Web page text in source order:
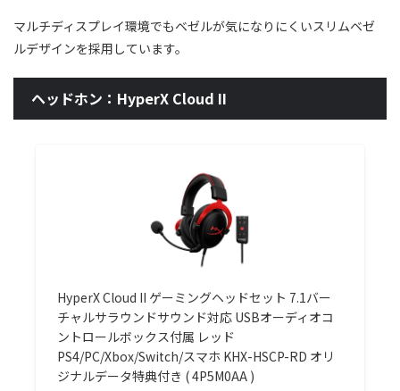
マルチディスプレイ環境でもベゼルが気になりにくいスリムベゼ
ルデザインを採用しています。
ヘッドホン：HyperX Cloud II
HyperX Cloud II ゲーミングヘッドセット 7.1バー
チャルサラウンドサウンド対応 USBオーディオコ
ントロールボックス付属 レッド
PS4/PC/Xbox/Switch/スマホ KHX-HSCP-RD オリ
ジナルデータ特典付き ( 4P5M0AA )